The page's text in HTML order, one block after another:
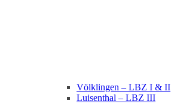
Völklingen – LBZ I & II
Luisenthal – LBZ III